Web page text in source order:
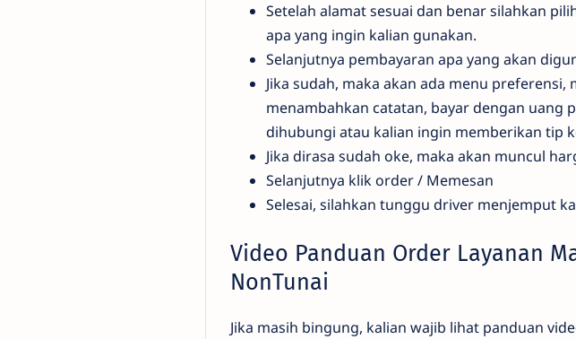
Setelah alamat sesuai dan benar silahkan
apa yang ingin kalian gunakan.
Selanjutnya pembayaran apa yang akan
Jika sudah, maka akan ada menu
menambahkan catatan, bayar dengan uang
dihubungi atau kalian ingin memberikan tip
Jika dirasa sudah oke, maka akan muncul
Selanjutnya klik order / Memesan
Selesai, silahkan tunggu driver menjemput
Video Panduan Order Layanan
NonTunai
Jika masih bingung, kalian wajib lihat panduan